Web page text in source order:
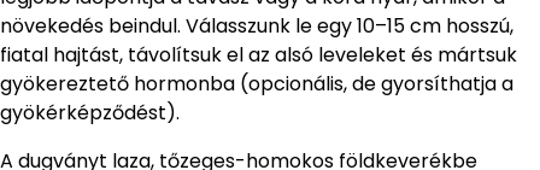
növekedés beindul. Válasszunk le egy 10–15 cm hosszú,
fiatal hajtást, távolítsuk el az alsó leveleket és mártsuk
gyökereztető hormonba (opcionális, de gyorsíthatja a
gyökérképződést).
A dugványt laza, tőzeges-homokos földkeverékbe